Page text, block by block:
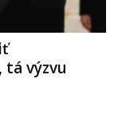
tá výzvu